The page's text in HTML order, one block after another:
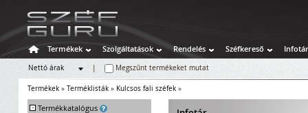
Termékek Szolgáltatások Rendelés Széfkereső Infotár
Nettó árak
Bruttó árak
Megszűnt termékeket mutat
Termékek » Terméklisták » Kulcsos fali széfek »
- Termékkatalógus